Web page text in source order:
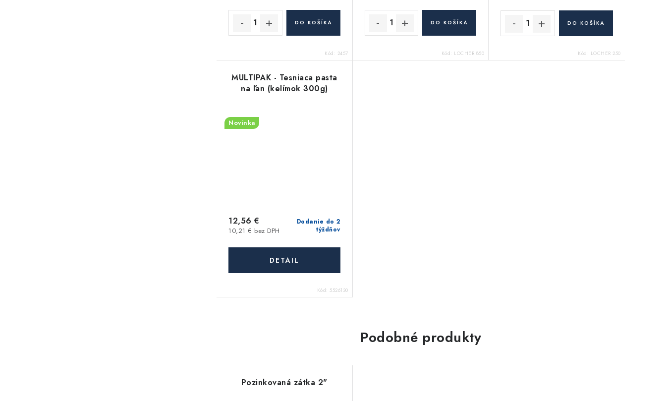
DO KOŠÍKA
Kód: 2457
DO KOŠÍKA
Kód: LOCHER 850
DO KOŠÍKA
Kód: LOCHER 250
MULTIPAK - Tesniaca pasta
na ľan (kelímok 300g)
Novinka
Dodanie do 2
týždňov
10,21 € bez DPH
12,56 €
DETAIL
Kód:5526130
Podobné produkty
Pozinkovaná zátka 2"